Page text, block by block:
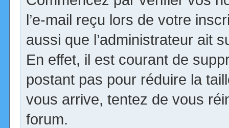
l’e-mail reçu lors de votre
aussi que l’administrateur ait
En effet, il est courant de
postant pas pour réduire la
vous arrive, tentez de vous
forum.